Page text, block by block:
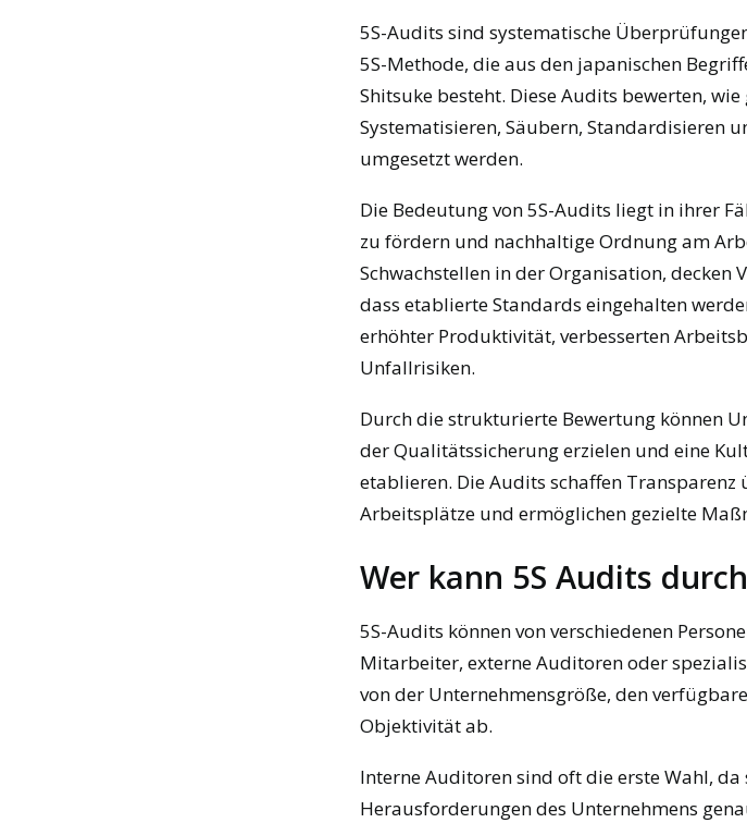
5S-Audits sind systematische
5S-Methode, die aus den japanischen
Shitsuke besteht. Diese Audits bewerten,
Systematisieren, Säubern, Standardisieren
umgesetzt werden.
Die Bedeutung von 5S-Audits liegt in ihrer
zu fördern und nachhaltige Ordnung am
Schwachstellen in der Organisation, decken
dass etablierte Standards eingehalten
erhöhter Produktivität, verbesserten
Unfallrisiken.
Durch die strukturierte Bewertung können
der Qualitätssicherung erzielen und eine
etablieren. Die Audits schaffen
Arbeitsplätze und ermöglichen gezielte
Wer kann 5S Audits
5S-Audits können von verschiedenen
Mitarbeiter, externe Auditoren oder
von der Unternehmensgröße, den
Objektivität ab.
Interne Auditoren sind oft die erste Wahl,
Herausforderungen des Unternehmens